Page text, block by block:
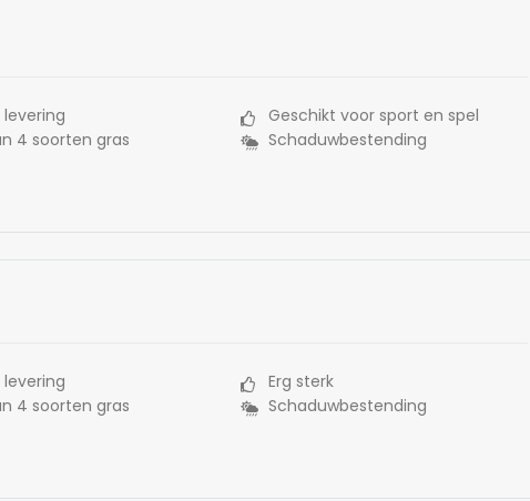
levering
4 soorten gras
Geschikt voor sport en spel
Schaduwbestending
levering
4 soorten gras
Erg sterk
Schaduwbestending